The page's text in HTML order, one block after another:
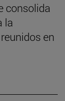
consolida
la
en